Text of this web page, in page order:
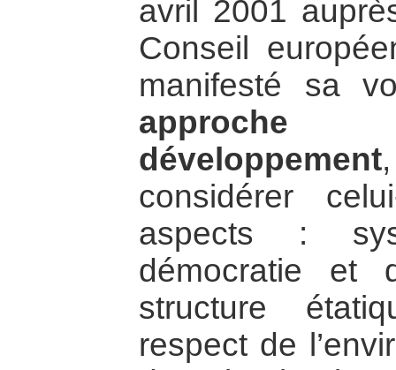
avril 2001
Conseil
manifesté sa
développement
considérer
aspects :
démocratie et
structure
respect de